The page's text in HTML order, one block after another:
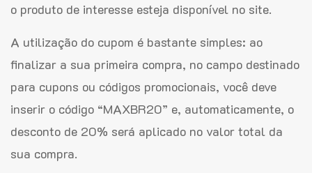
o produto de interesse esteja disponível no site.
A utilização do cupom é bastante simples: ao
finalizar a sua primeira compra, no campo destinado
para cupons ou códigos promocionais, você deve
inserir o código “MAXBR20” e, automaticamente, o
desconto de 20% será aplicado no valor total da
sua compra.